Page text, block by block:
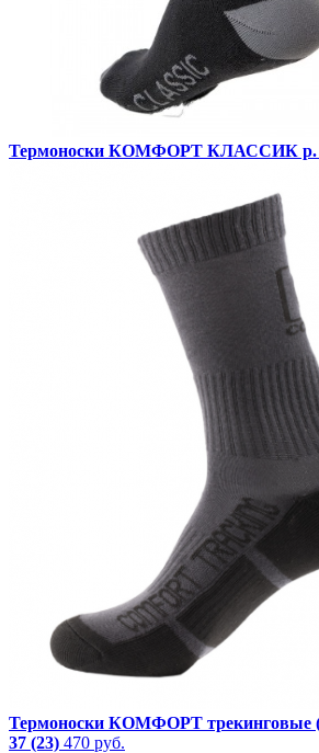
Термоноски КОМФОРТ КЛАССИК р.
Термоноски КОМФОРТ трекинговые
37 (23) 470 руб.